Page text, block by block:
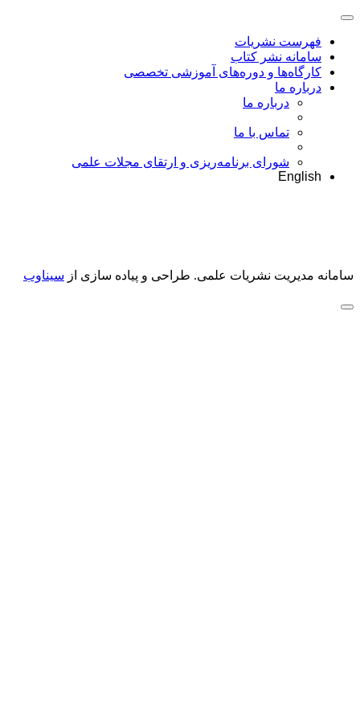
فهرست نشریات
سامانه نشر کتاب
کارگاه‌ها و دوره‌های آموزشی تخصصی
درباره ما
درباره ما
تماس با ما
شورای برنامه‌ریزی و ارتقای مجلات علمی
English
سامانه مدیریت نشریات علمی. طراحی و پیاده سازی از سیناوب